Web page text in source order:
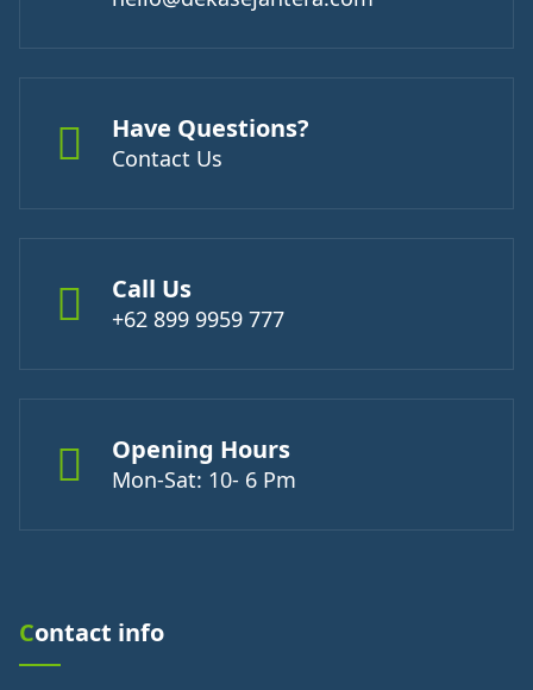
Have Questions?
Contact Us
Call Us
+62 899 9959 777
Opening Hours
Mon-Sat: 10- 6 Pm
Contact info